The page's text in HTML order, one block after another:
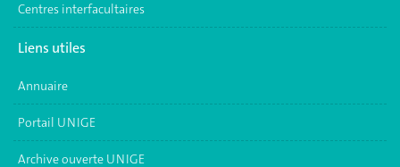
Centres interfacultaires
Liens utiles
Annuaire
Portail UNIGE
Archive ouverte UNIGE